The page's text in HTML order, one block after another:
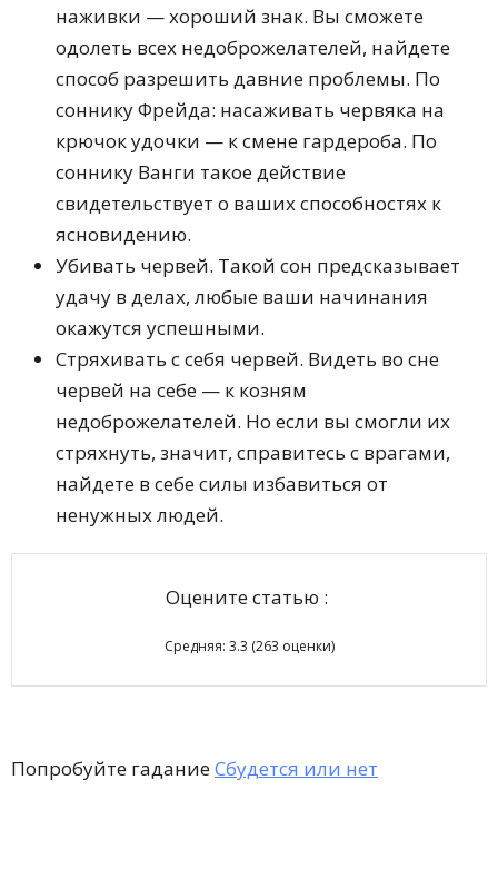
наживки — хороший знак. Вы сможете
одолеть всех недоброжелателей, найдете
способ разрешить давние проблемы. По
соннику Фрейда: насаживать червяка на
крючок удочки — к смене гардероба. По
соннику Ванги такое действие
свидетельствует о ваших способностях к
ясновидению.
Убивать червей. Такой сон предсказывает
удачу в делах, любые ваши начинания
окажутся успешными.
Стряхивать с себя червей. Видеть во сне
червей на себе — к козням
недоброжелателей. Но если вы смогли их
стряхнуть, значит, справитесь с врагами,
найдете в себе силы избавиться от
ненужных людей.
Оцените статью :
Средняя: 3.3 (263 оценки)
Попробуйте гаданиеСбудется или нет